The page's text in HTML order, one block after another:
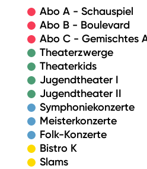
Abo A - Schauspiel
Abo B - Boulevard
Abo C - Gemischtes
Theaterzwerge
Theaterkids
Jugendtheater I
Jugendtheater II
Symphoniekonzerte
Meisterkonzerte
Folk-Konzerte
Bistro K
Slams